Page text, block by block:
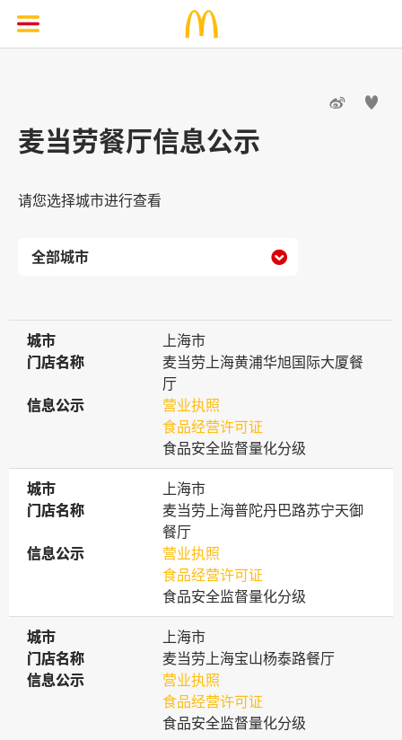
 
麦当劳餐厅信息公示
请您选择城市进行查看

城市
城市
上海市
门店名称
门店名称
麦当劳上海黄浦华旭国际大厦餐
厅
信息公示
信息公示
营业执照
食品经营许可证
食品安全监督量化分级
城市
城市
上海市
门店名称
门店名称
麦当劳上海普陀丹巴路苏宁天御
餐厅
信息公示
信息公示
营业执照
食品经营许可证
食品安全监督量化分级
城市
城市
上海市
门店名称
门店名称
麦当劳上海宝山杨泰路餐厅
信息公示
信息公示
营业执照
食品经营许可证
食品安全监督量化分级